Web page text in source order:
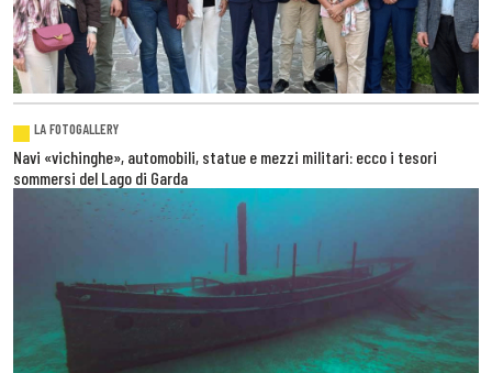
LA FOTOGALLERY
Navi «vichinghe», automobili, statue e mezzi militari: ecco i tesori
sommersi del Lago di Garda